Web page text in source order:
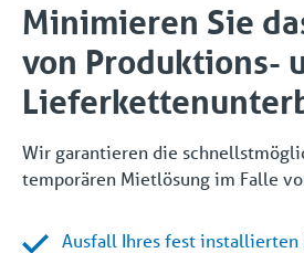
Minimieren Sie
von Produktions-
Wir garantieren die
temporären Mietlösung im Falle
Ausfall Ihres fest installierten